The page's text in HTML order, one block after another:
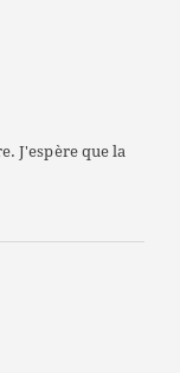
J'espère que la